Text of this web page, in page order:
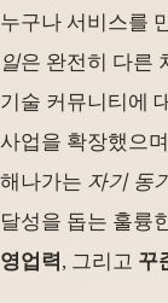
누구나 서비스를
일은 완전히 다른
기술 커뮤니티에
사업을 확장했으
해나가는 자기 동
달성을 돕는 훌륭
영업력 , 그리고 꾸